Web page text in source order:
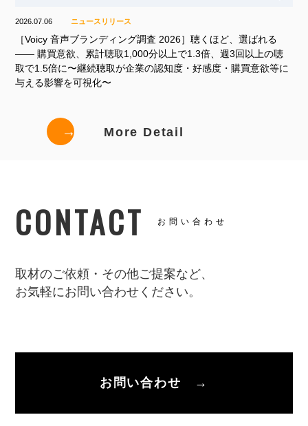
2026.07.06 ニュースリリース
［Voicy 音声ブランディング調査 2026］聴くほど、選ばれる
—— 購買意欲、累計聴取1,000分以上で1.3倍、週3回以上の聴
取で1.5倍に〜継続聴取が企業の認知度・好感度・購買意欲等に
与える影響を可視化〜
→ More Detail
CONTACT お問い合わせ
取材のご依頼・その他ご提案など、
お気軽にお問い合わせください。
お問い合わせ →